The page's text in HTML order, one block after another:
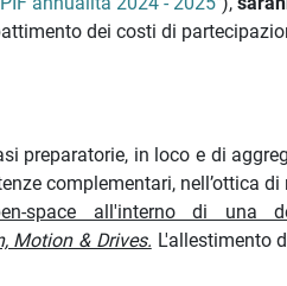
dei costi di
preparatorie, in loco e di
complementari, nell’ottica
space all'interno di una
Motion & Drives. L'allestimento